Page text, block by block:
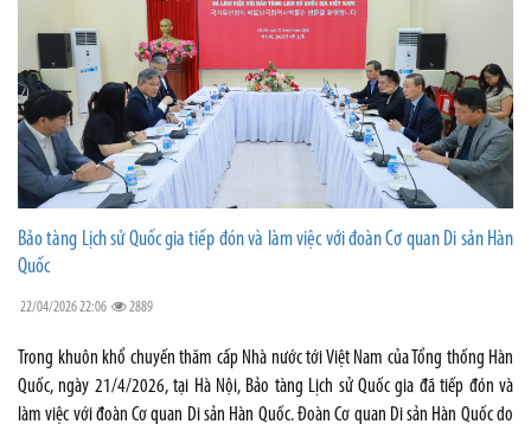
Bảo tàng Lịch sử Quốc gia tiếp đón và làm việc với đoàn Cơ quan Di sản Hàn
Quốc
22/04/2026 22:06 2889
Trong khuôn khổ chuyến thăm cấp Nhà nước tới Việt Nam của Tổng thống Hàn
Quốc, ngày 21/4/2026, tại Hà Nội, Bảo tàng Lịch sử Quốc gia đã tiếp đón và
làm việc với đoàn Cơ quan Di sản Hàn Quốc. Đoàn Cơ quan Di sản Hàn Quốc do